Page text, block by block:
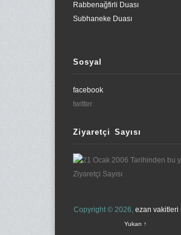
Rabbenağfirli Duası
Subhaneke Duası
Sosyal
facebook
twitter
Ziyaretçi Sayısı
Copyright © 2026, ezan vakitleri
Yukarı ↑